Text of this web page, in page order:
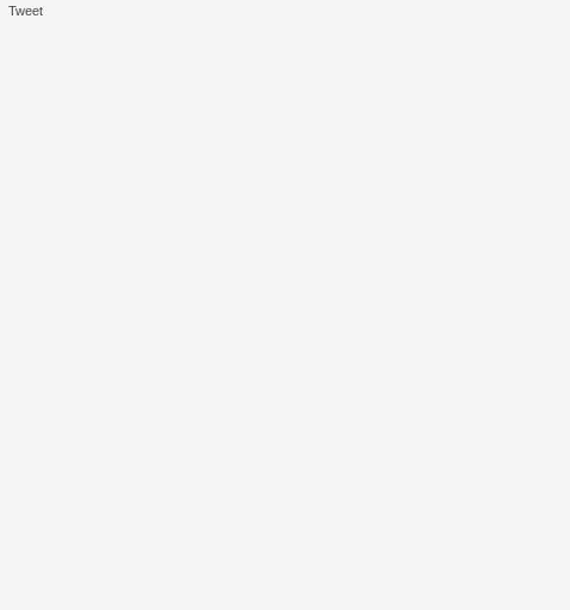
Tweet